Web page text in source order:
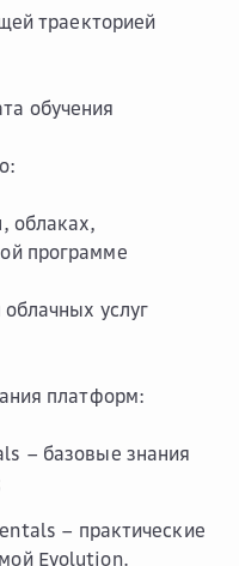
траекторией
обучения
облаках,
программе
услуг
платформ:
– базовые знания
– практические
Evolution.